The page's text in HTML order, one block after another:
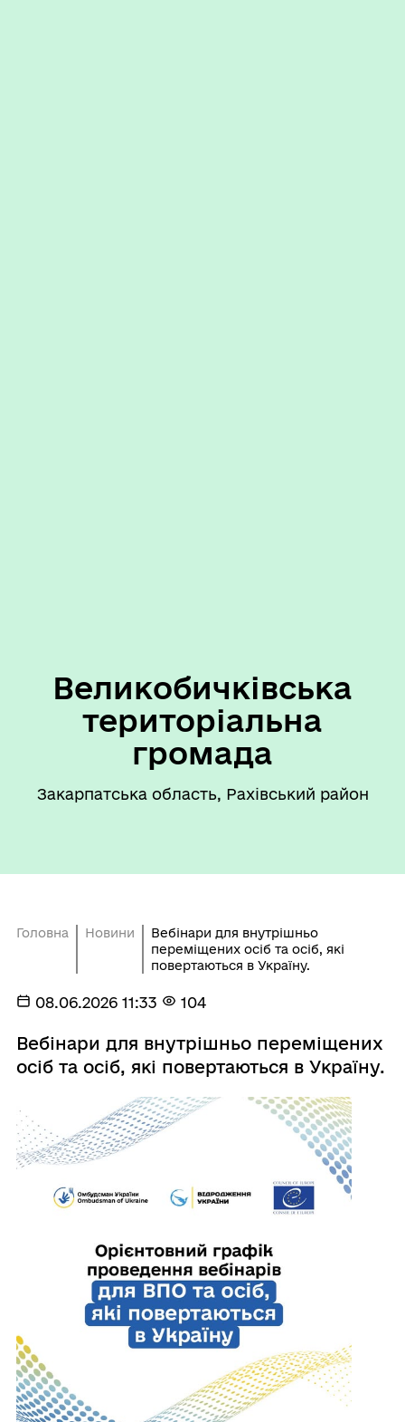
Великобичківська
територіальна
громада
Закарпатська область, Рахівський район
Головна Новини
Вебінари для внутрішньо
переміщених осіб та осіб, які
повертаються в Україну.
08.06.2026 11:33 104
Вебінари для внутрішньо переміщених
осіб та осіб, які повертаються в Україну.